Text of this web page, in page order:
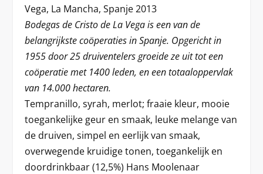
Vega, La Mancha, Spanje 2013
Bodegas de Cristo de La Vega is een van de
belangrijkste coöperaties in Spanje. Opgericht in
1955 door 25 druiventelers groeide ze uit tot een
coöperatie met 1400 leden, en een totaaloppervlak
van 14.000 hectaren.
Tempranillo, syrah, merlot; fraaie kleur, mooie
toegankelijke geur en smaak, leuke melange van
de druiven, simpel en eerlijk van smaak,
overwegende kruidige tonen, toegankelijk en
doordrinkbaar (12,5%) Hans Moolenaar